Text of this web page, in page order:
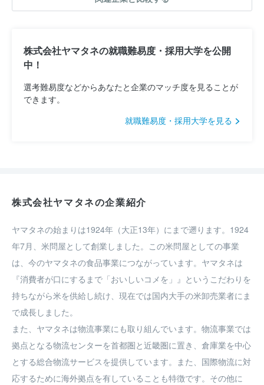
株式会社ヤマタネの就職難易度・採用大学を公開
中！
選考難易度などからあなたと企業のマッチ度を見ることが
できます。
就職難易度・採用大学を見る
株式会社ヤマタネの企業紹介
ヤマタネの始まりは1924年（大正13年）にまで遡ります。1924
年7月、米問屋として創業しました。この米問屋としての事業
は、今のヤマタネの食品事業につながっています。ヤマタネは
『消費者が口にするまで「おいしいコメを」』というこだわりを
持ちながら米を供給し続け、現在では国内大手の米卸売業者にま
で成長しました。
また、ヤマタネは物流事業にも取り組んでいます。物流事業では
拠点となる物流センターを首都圏と近畿圏に置き、倉庫業を中心
とする総合物流サービスを提供しています。また、国際物流に対
応するために海外拠点を有していることも特徴です。その他に